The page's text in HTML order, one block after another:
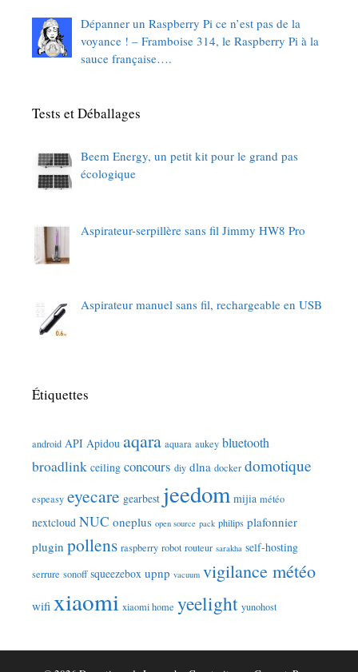
Dépanner un Raspberry Pi ce n’est pas de la
voyance ! – Framboise 314, le Raspberry Pi à la
sauce française….
Tests et Déballages
Beem Energy, un petit kit pour le grand pas
écologique
Aspirateur-serpillère sans fil Jimmy HW8 Pro
Aspirateur manuel sans fil, rechargeable en USB
Étiquettes
android API Apidou aqara aquara aukey bluetooth
broadlink ceiling concours diy dlna docker domotique
espeasy eyecare gearbest jeedom mijia météo
nextcloud NUC oneplus open source pack philips plafonnier
plugin pollens raspberry robot routeur sarakha self-hosting
serrure sonoff squeezebox upnp vacuum vigilance météo
wifi xiaomi xiaomi home yeelight yunohost